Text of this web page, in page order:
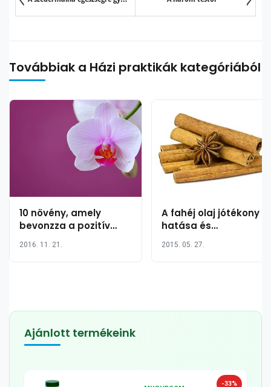
Továbbiak a Házi praktikák kategóriából
10 növény, amely
bevonzza a pozitív
2016. 11. 21.
A fahéj olaj jótékony
hatása és
2015. 05. 27.
Ajánlott termékeink
-33%